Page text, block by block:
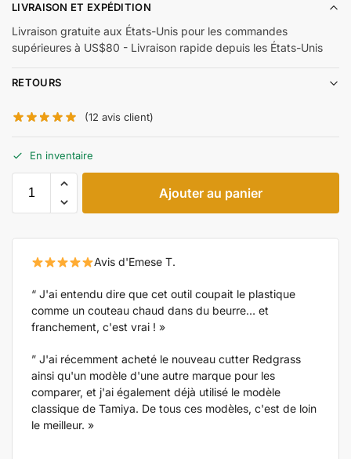
LIVRAISON ET EXPÉDITION
Livraison gratuite aux États-Unis pour les commandes
supérieures à US$80 - Livraison rapide depuis les États-Unis
RETOURS
(12 avis client)
En inventaire
Ajouter au panier
Avis d'Emese T.
“ J'ai entendu dire que cet outil coupait le plastique
comme un couteau chaud dans du beurre… et
franchement, c'est vrai ! »
” J'ai récemment acheté le nouveau cutter Redgrass
ainsi qu'un modèle d'une autre marque pour les
comparer, et j'ai également déjà utilisé le modèle
classique de Tamiya. De tous ces modèles, c'est de loin
le meilleur. »